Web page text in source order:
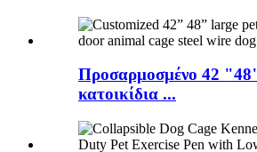
Προσαρμοσμένο 42
κατοικίδια ...